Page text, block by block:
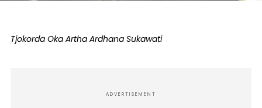
Tjokorda Oka Artha Ardhana Sukawati
ADVERTISEMENT